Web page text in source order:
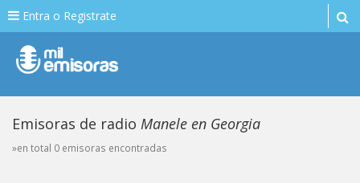
Entra o Registrate
Emisoras de radio Manele en Georgia
»en total 0 emisoras encontradas